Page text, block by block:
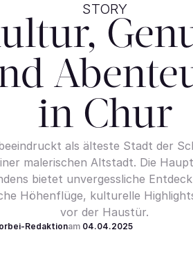
STORY
in Chur
als älteste Stadt der
malerischen ­Altstadt. Die
bietet unvergessliche
Höhenflüge, kulturelle
vor der Haustür.
Redaktion 04.04.2025